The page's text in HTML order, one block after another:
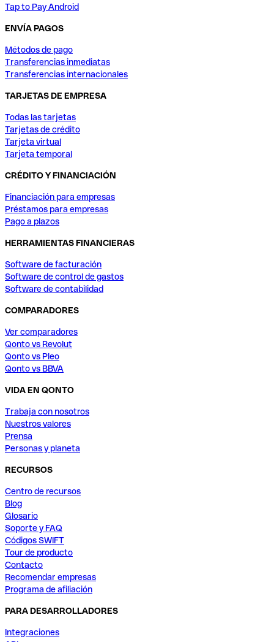
Tap to Pay Android
ENVÍA PAGOS
Métodos de pago
Transferencias inmediatas
Transferencias internacionales
TARJETAS DE EMPRESA
Todas las tarjetas
Tarjetas de crédito
Tarjeta virtual
Tarjeta temporal
CRÉDITO Y FINANCIACIÓN
Financiación para empresas
Préstamos para empresas
Pago a plazos
HERRAMIENTAS FINANCIERAS
Software de facturación
Software de control de gastos
Software de contabilidad
COMPARADORES
Ver comparadores
Qonto vs Revolut
Qonto vs Pleo
Qonto vs BBVA
VIDA EN QONTO
Trabaja con nosotros
Nuestros valores
Prensa
Personas y planeta
RECURSOS
Centro de recursos
Blog
Glosario
Soporte y FAQ
Códigos SWIFT
Tour de producto
Contacto
Recomendar empresas
Programa de afiliación
PARA DESARROLLADORES
Integraciones